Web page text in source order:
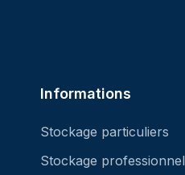
Informations
Stockage particuliers
Stockage professionnel